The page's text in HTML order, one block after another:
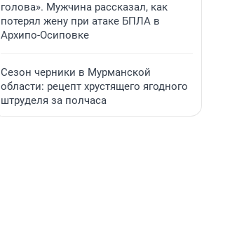
голова». Мужчина рассказал, как
потерял жену при атаке БПЛА в
Архипо-Осиповке
Сезон черники в Мурманской
области: рецепт хрустящего ягодного
штруделя за полчаса